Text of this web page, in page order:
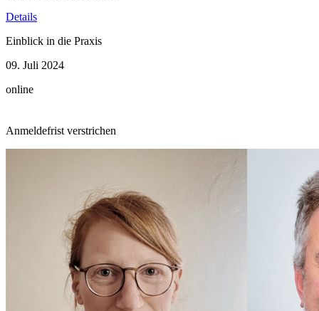
Details
Einblick in die Praxis
09. Juli 2024
online
Anmeldefrist verstrichen